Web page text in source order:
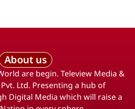
About us
are begin. Teleview Media &
Ltd. Presenting a hub of
Digital Media which will raise a